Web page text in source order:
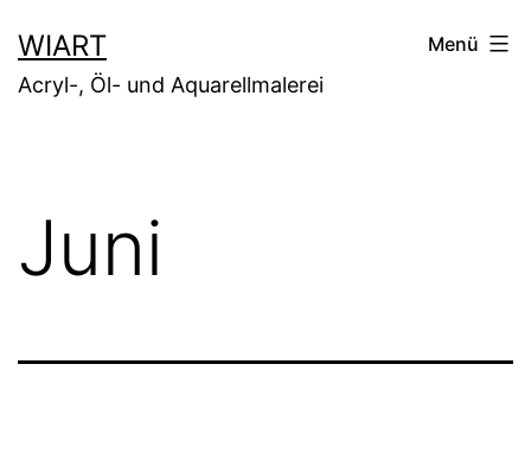
Inhalt
springen
WIART
Acryl-, Öl- und Aquarellmalerei
Menü
Juni